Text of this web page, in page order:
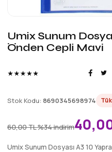
Umix Sunum
Önden Cepli Mavi
★★★★★
Stok Kodu: 8690345698974
60,00 TL%34 indirim
Umix Sunum Dosyası A3 10